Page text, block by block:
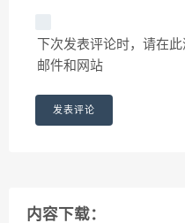
下次发表评论时，请在
邮件和网站
内容下载：